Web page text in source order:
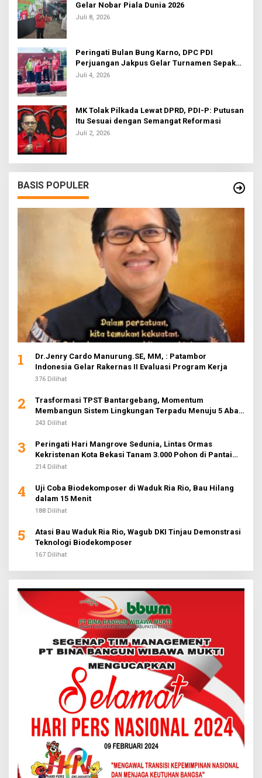
Gelar Nobar Piala Dunia 2026
Juli 8, 2026
Peringati Bulan Bung Karno, DPC PDI
Perjuangan Jakpus Gelar Turnamen Sepak
Bola U-20
Juli 4, 2026
MK Tolak Pilkada Lewat DPRD, PDI-P: Putusan
Itu Sesuai dengan Semangat Reformasi
Juli 2, 2026
BASIS POPULER
1
Dr.Jenry Cardo Manurung.SE, MM, : Patambor
Indonesia Gelar Rakernas II Evaluasi Program Kerja
376 Dilihat
2
Trasformasi TPST Bantargebang, Momentum
Membangun Sistem Lingkungan Terpadu Menuju 5 Abad
Jakarta
243 Dilihat
3
Peringati Hari Mangrove Sedunia, Lintas Ormas
Kekristenan Kota Bekasi Tanam 3.000 Pohon di Pantai
Sederhana
214 Dilihat
4
Uji Coba Biodekomposer di Waduk Ria Rio, Bau Hilang
dalam 15 Menit
188 Dilihat
5
Atasi Bau Waduk Ria Rio, Wagub DKI Tinjau Demonstrasi
Teknologi Biodekomposer
167 Dilihat